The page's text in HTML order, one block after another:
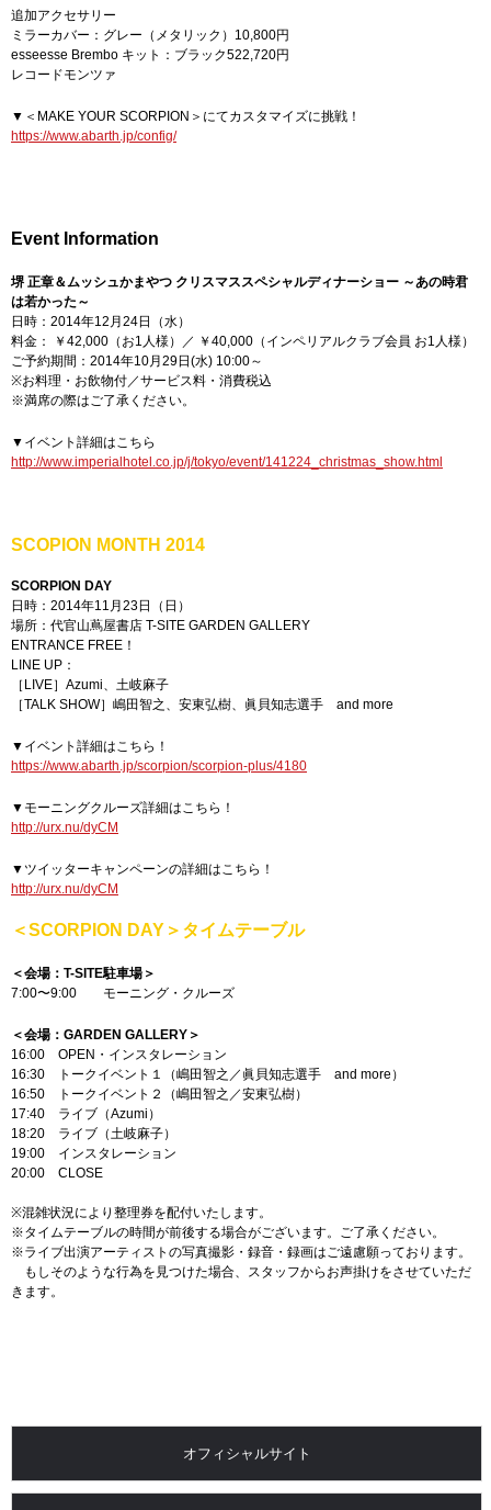
追加アクセサリー
ミラーカバー：グレー（メタリック）10,800円
esseesse Brembo キット：ブラック522,720円
レコードモンツァ
▼＜MAKE YOUR SCORPION＞にてカスタマイズに挑戦！
https://www.abarth.jp/config/
Event Information
堺 正章＆ムッシュかまやつ クリスマススペシャルディナーショー ～あの時君
は若かった～
日時：2014年12月24日（水）
料金： ￥42,000（お1人様）／ ￥40,000（インペリアルクラブ会員 お1人様）
ご予約期間：2014年10月29日(水) 10:00～
※お料理・お飲物付／サービス料・消費税込
※満席の際はご了承ください。
▼イベント詳細はこちら
http://www.imperialhotel.co.jp/j/tokyo/event/141224_christmas_show.html
SCOPION MONTH 2014
SCORPION DAY
日時：2014年11月23日（日）
場所：代官山蔦屋書店 T-SITE GARDEN GALLERY
ENTRANCE FREE！
LINE UP：
［LIVE］Azumi、土岐麻子
［TALK SHOW］嶋田智之、安東弘樹、眞貝知志選手 and more
▼イベント詳細はこちら！
https://www.abarth.jp/scorpion/scorpion-plus/4180
▼モーニングクルーズ詳細はこちら！
http://urx.nu/dyCM
▼ツイッターキャンペーンの詳細はこちら！
http://urx.nu/dyCM
＜SCORPION DAY＞タイムテーブル
＜会場：T-SITE駐車場＞
7:00〜9:00 モーニング・クルーズ
＜会場：GARDEN GALLERY＞
16:00 OPEN・インスタレーション
16:30 トークイベント１（嶋田智之／眞貝知志選手 and more）
16:50 トークイベント２（嶋田智之／安東弘樹）
17:40 ライブ（Azumi）
18:20 ライブ（土岐麻子）
19:00 インスタレーション
20:00 CLOSE
※混雑状況により整理券を配付いたします。
※タイムテーブルの時間が前後する場合がございます。ご了承ください。
※ライブ出演アーティストの写真撮影・録音・録画はご遠慮願っております。
もしそのような行為を見つけた場合、スタッフからお声掛けをさせていただ
きます。
オフィシャルサイト